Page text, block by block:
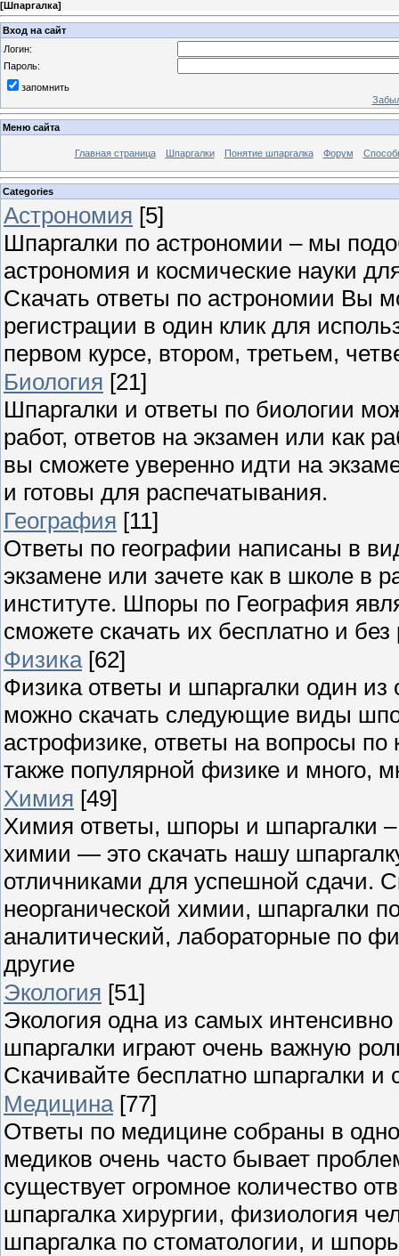
[Шпаргалка]
Вход на сайт
Логин:
Пароль:
запомнить
Меню сайта
Главная страница Шпаргалки Понятие шпаргалка Форум
Categories
Астрономия [5]
Шпаргалки по астрономии – мы
астрономия и космические науки
Скачать ответы по астрономии Вы
регистрации в один клик для
первом курсе, втором, третьем,
Биология [21]
Шпаргалки и ответы по биологии
работ, ответов на экзамен или как
вы сможете уверенно идти на
и готовы для распечатывания.
География [11]
Ответы по географии написаны в
экзамене или зачете как в школе в
институте. Шпоры по География
сможете скачать их бесплатно и без
Физика [62]
Физика ответы и шпаргалки один
можно скачать следующие виды
астрофизике, ответы на вопросы
также популярной физике и много,
Химия [49]
Химия ответы, шпоры и шпаргалки
химии — это скачать нашу
отличниками для успешной сдачи.
неорганической химии, шпаргалки
аналитический, лабораторные по
другие
Экология [51]
Экология одна из самых
шпаргалки играют очень важную
Скачивайте бесплатно шпаргалки и
Медицина [77]
Ответы по медицине собраны в
медиков очень часто бывает
существует огромное количество
шпаргалка хирургии, физиология
шпаргалка по стоматологии, и